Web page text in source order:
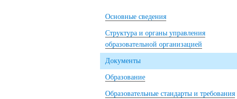
Основные сведения
Структура и органы управления
образовательной организацией
Документы
Образование
Образовательные стандарты и требования